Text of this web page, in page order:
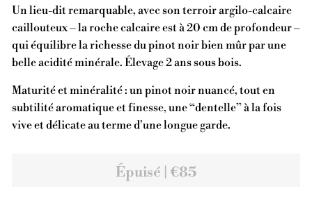
Un lieu-dit remarquable, avec son terroir argilo-calcaire
caillouteux – la roche calcaire est à 20 cm de profondeur –
qui équilibre la richesse du pinot noir bien mûr par une
belle acidité minérale. Élevage 2 ans sous bois.
Maturité et minéralité : un pinot noir nuancé, tout en
subtilité aromatique et finesse, une “dentelle” à la fois
vive et délicate au terme d'une longue garde.
Épuisé | €85